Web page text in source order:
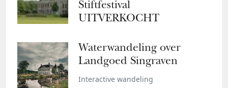
Stiftfestival
UITVERKOCHT
Waterwandeling over
Landgoed Singraven
Interactive wandeling